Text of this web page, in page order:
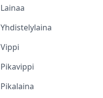
Lainaa
Yhdistelylaina
Vippi
Pikavippi
Pikalaina